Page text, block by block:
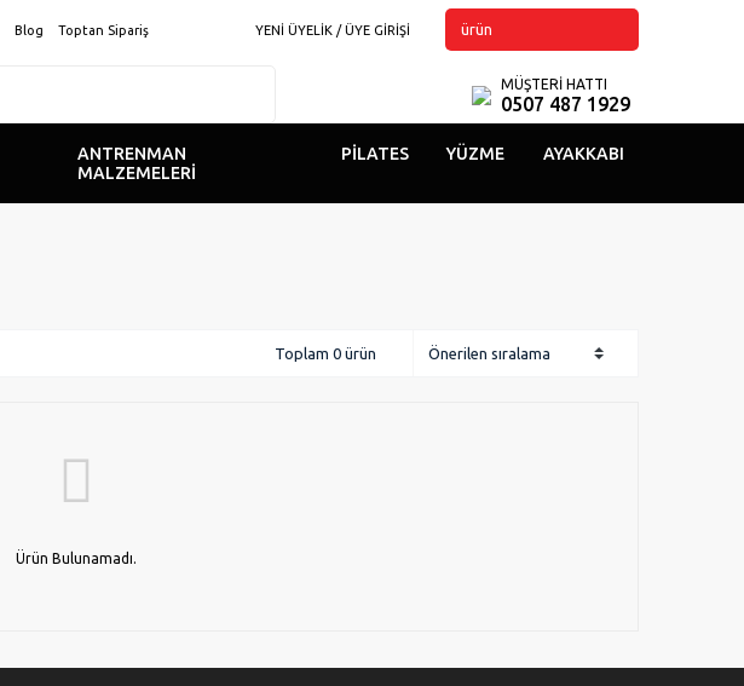
Blog Toptan Sipariş YENİ ÜYELİK / ÜYE GİRİŞİ ürün
MÜŞTERİ HATTI
0507 487 1929
ANTRENMAN
MALZEMELERİ
PILATES YÜZME AYAKKABI
Toplam 0 ürün
Ürün Bulunamadı.